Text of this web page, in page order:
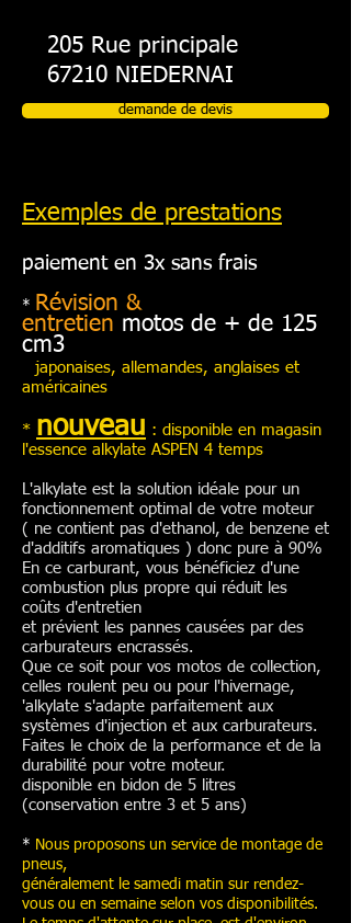
205 Rue principale
67210 NIEDERNAI
demande de devis
Exemples de prestations
paiement en 3x sans frais
* Révision &
entretien motos de + de 125
cm3
japonaises, allemandes, anglaises et
américaines
* nouveau : disponible en magasin
l'essence alkylate ASPEN 4 temps
L'alkylate est la solution idéale pour un
fonctionnement optimal de votre moteur
( ne contient pas d'ethanol, de benzene et
d'additifs aromatiques ) donc pure à 90%
En ce carburant, vous bénéficiez d'une
combustion plus propre qui réduit les
coûts d'entretien
et prévient les pannes causées par des
carburateurs encrassés.
Que ce soit pour vos motos de collection,
celles roulent peu ou pour l'hivernage,
'alkylate s'adapte parfaitement aux
systèmes d'injection et aux carburateurs.
Faites le choix de la performance et de la
durabilité pour votre moteur.
disponible en bidon de 5 litres
(conservation entre 3 et 5 ans)
* Nous proposons un service de montage de
pneus,
généralement le samedi matin sur rendez-
vous ou en semaine selon vos disponibilités.